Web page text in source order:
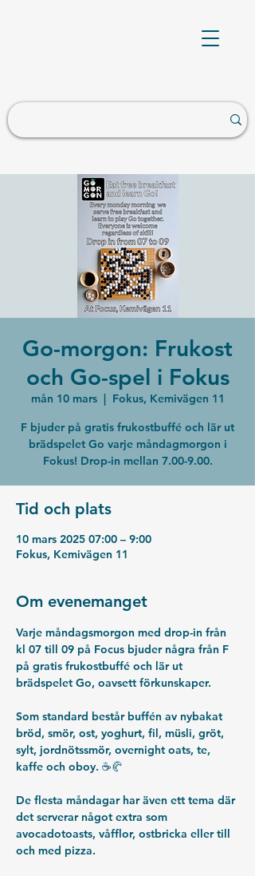
Go-morgon: Frukost
och Go-spel i Fokus
mån 10 mars
  |
Fokus, Kemivägen 11
F bjuder på gratis frukostbuffé och lär ut
brädspelet Go varje måndagmorgon i
Fokus! Drop-in mellan 7.00-9.00.
Tid och plats
10 mars 2025 07:00 – 9:00
Fokus, Kemivägen 11
Om evenemanget
Varje måndagsmorgon med drop-in från
kl 07 till 09 på Focus bjuder några från F
på gratis frukostbuffé och lär ut
brädspelet Go, oavsett förkunskaper.
Som standard består buffén av nybakat
bröd, smör, ost, yoghurt, fil, müsli, gröt,
sylt, jordnötssmör, overnight oats, te,
kaffe och oboy. ☕️🥐
De flesta måndagar har även ett tema där
det serverar något extra som
avocadotoasts, våfflor, ostbricka eller till
och med pizza.